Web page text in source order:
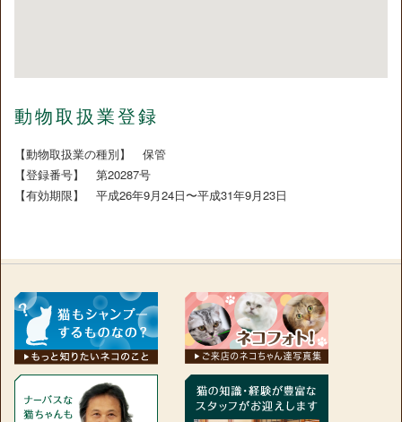
動物取扱業登録
【動物取扱業の種別】 保管
【登録番号】 第20287号
【有効期限】 平成26年9月24日〜平成31年9月23日